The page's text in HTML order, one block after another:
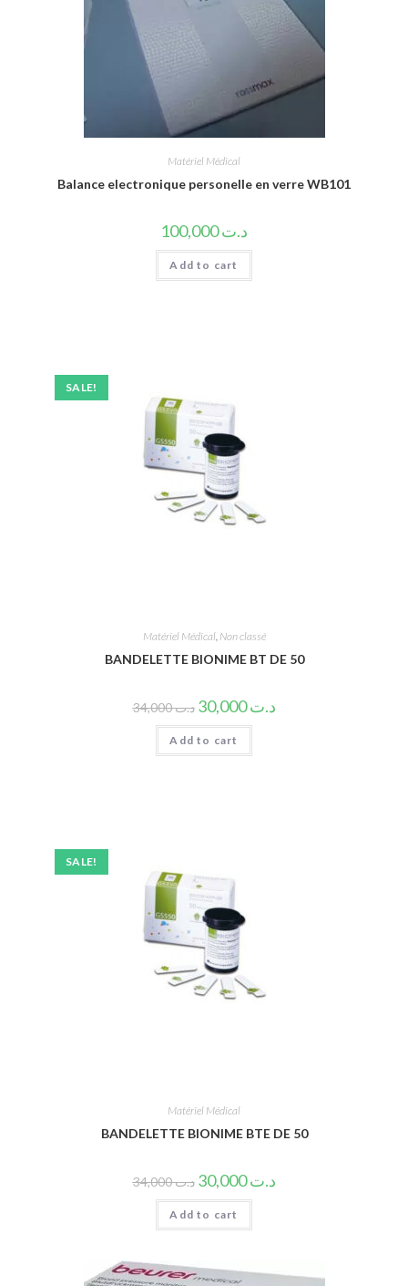
Matériel Médical
Balance electronique personelle en verre WB101
د.ت100,000
Add to cart
SALE!
Matériel Médical, Non classé
BANDELETTE BIONIME BT DE 50
د.ت34,000 د.ت30,000
Add to cart
SALE!
Matériel Médical
BANDELETTE BIONIME BTE DE 50
د.ت34,000 د.ت30,000
Add to cart